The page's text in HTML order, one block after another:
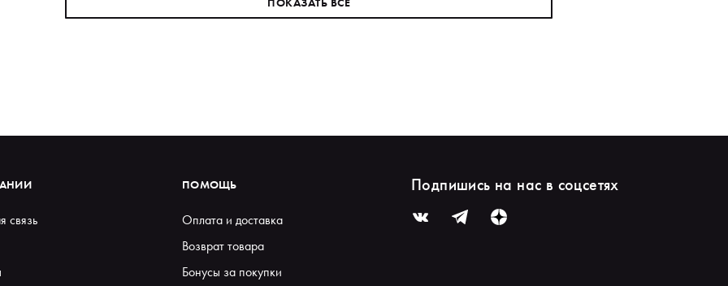
связь
ПОМОЩЬ
Оплата и доставка
Возврат товара
Бонусы за покупки
Подпишись на нас в соцсетях